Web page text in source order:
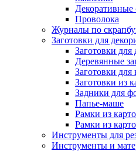
Декоративные
Проволока
Журналы по
Заготовки для
Заготовки для
Деревянные
Заготовки для
Заготовки из
Задники для
Папье-маше
Рамки из
Рамки из
Инструменты для
Инструменты и